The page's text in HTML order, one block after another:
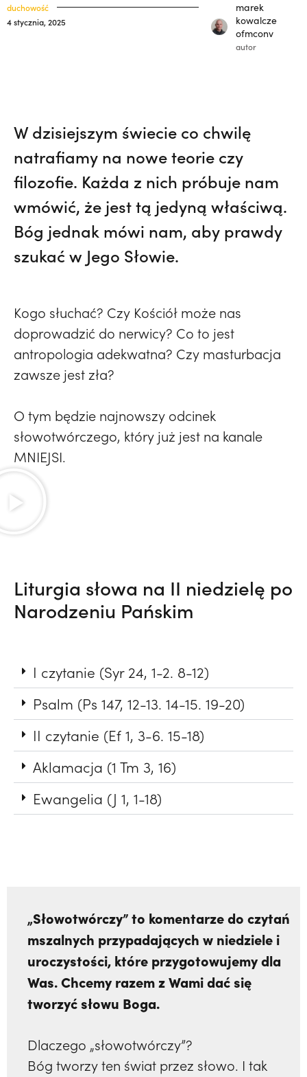
klasztory
święci
polskich misjonarzy? | JESTEM,
wiedziała, że żegna go na zawsze | JESTEM
duchowość
4 stycznia, 2025
marek
kowalcze
ofmconv
autor
W dzisiejszym świecie co chwilę
natrafiamy na nowe teorie czy
filozofie. Każda z nich próbuje nam
wmówić, że jest tą jedyną właściwą.
Bóg jednak mówi nam, aby prawdy
szukać w Jego Słowie.
Kogo słuchać? Czy Kościół może nas
doprowadzić do nerwicy? Co to jest
antropologia adekwatna? Czy masturbacja
zawsze jest zła?
O tym będzie najnowszy odcinek
słowotwórczego, który już jest na kanale
MNIEJSI.
Liturgia słowa na II niedzielę po
Narodzeniu Pańskim
I czytanie (Syr 24, 1-2. 8-12)
Psalm (Ps 147, 12-13. 14-15. 19-20)
II czytanie (Ef 1, 3-6. 15-18)
Aklamacja (1 Tm 3, 16)
Ewangelia (J 1, 1-18)
„Słowotwórczy” to komentarze do czytań
mszalnych przypadających w niedziele i
uroczystości, które przygotowujemy dla
Was. Chcemy razem z Wami dać się
tworzyć słowu Boga.
Dlaczego „słowotwórczy”?
Bóg tworzy ten świat przez słowo. I tak